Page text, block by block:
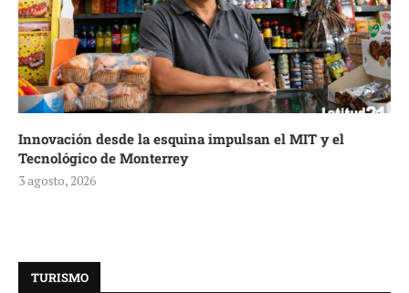
Innovación desde la esquina impulsan el MIT y el
Tecnológico de Monterrey
3 agosto, 2026
TURISMO